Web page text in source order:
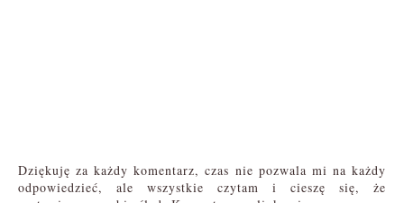
Dziękuję za każdy komentarz, czas nie pozwala mi na każdy
odpowiedzieć, ale wszystkie czytam i cieszę się, że